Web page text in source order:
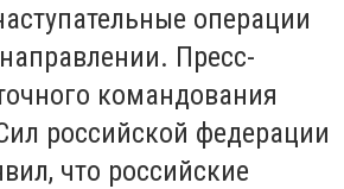
операции
Пресс-
командования
российской федерации
что российские